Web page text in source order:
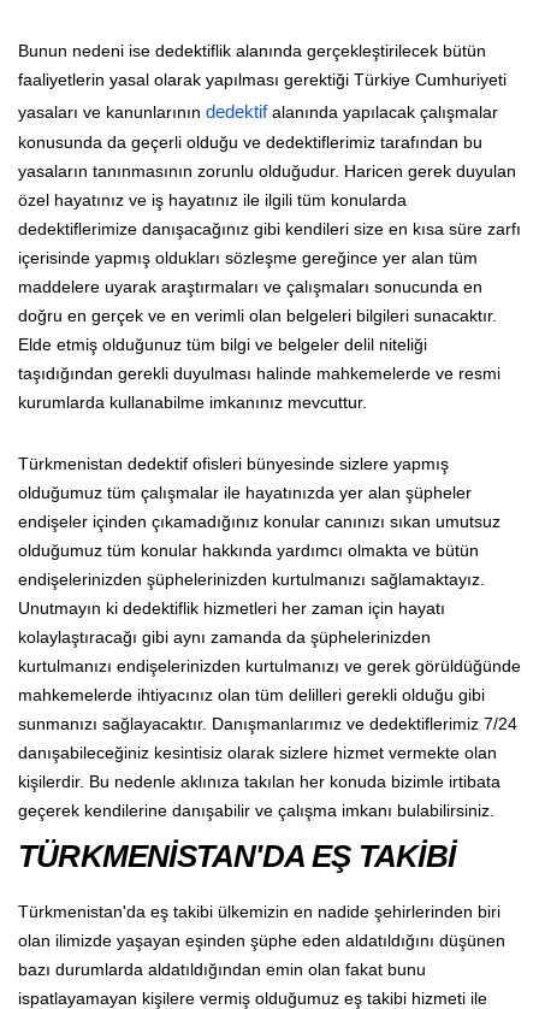
Bunun nedeni ise dedektiflik alanında gerçekleştirilecek bütün
faaliyetlerin yasal olarak yapılması gerektiği Türkiye Cumhuriyeti
yasaları ve kanunlarının dedektifalanında yapılacak çalışmalar
konusunda da geçerli olduğu ve dedektiflerimiz tarafından bu
yasaların tanınmasının zorunlu olduğudur. Haricen gerek duyulan
özel hayatınız ve iş hayatınız ile ilgili tüm konularda
dedektiflerimize danışacağınız gibi kendileri size en kısa süre zarfı
içerisinde yapmış oldukları sözleşme gereğince yer alan tüm
maddelere uyarak araştırmaları ve çalışmaları sonucunda en
doğru en gerçek ve en verimli olan belgeleri bilgileri sunacaktır.
Elde etmiş olduğunuz tüm bilgi ve belgeler delil niteliği
taşıdığından gerekli duyulması halinde mahkemelerde ve resmi
kurumlarda kullanabilme imkanınız mevcuttur.
Türkmenistan dedektif ofisleri bünyesinde sizlere yapmış
olduğumuz tüm çalışmalar ile hayatınızda yer alan şüpheler
endişeler içinden çıkamadığınız konular canınızı sıkan umutsuz
olduğumuz tüm konular hakkında yardımcı olmakta ve bütün
endişelerinizden şüphelerinizden kurtulmanızı sağlamaktayız.
Unutmayın ki dedektiflik hizmetleri her zaman için hayatı
kolaylaştıracağı gibi aynı zamanda da şüphelerinizden
kurtulmanızı endişelerinizden kurtulmanızı ve gerek görüldüğünde
mahkemelerde ihtiyacınız olan tüm delilleri gerekli olduğu gibi
sunmanızı sağlayacaktır. Danışmanlarımız ve dedektiflerimiz 7/24
danışabileceğiniz kesintisiz olarak sizlere hizmet vermekte olan
kişilerdir. Bu nedenle aklınıza takılan her konuda bizimle irtibata
geçerek kendilerine danışabilir ve çalışma imkanı bulabilirsiniz.
TÜRKMENİSTAN'DA EŞ TAKİBİ
Türkmenistan'da eş takibi ülkemizin en nadide şehirlerinden biri
olan ilimizde yaşayan eşinden şüphe eden aldatıldığını düşünen
bazı durumlarda aldatıldığından emin olan fakat bunu
ispatlayamayan kişilere vermiş olduğumuz eş takibi hizmeti ile